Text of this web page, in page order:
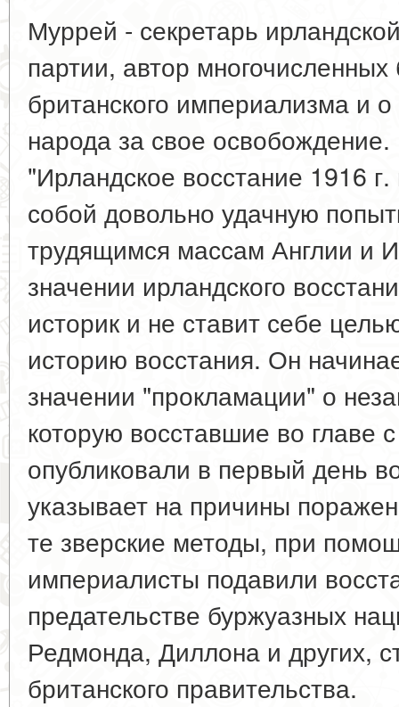
Муррей - секретарь
партии, автор
британского империализма и
народа за свое
"Ирландское восстание 1916
собой довольно удачную
трудящимся массам Англии и
значении ирландского
историк и не ставит себе
историю восстания. Он
значении "прокламации" о
которую восставшие во главе
опубликовали в первый день
указывает на причины
те зверские методы, при
империалисты подавили
предательстве буржуазных
Редмонда, Диллона и других,
британского правительства.